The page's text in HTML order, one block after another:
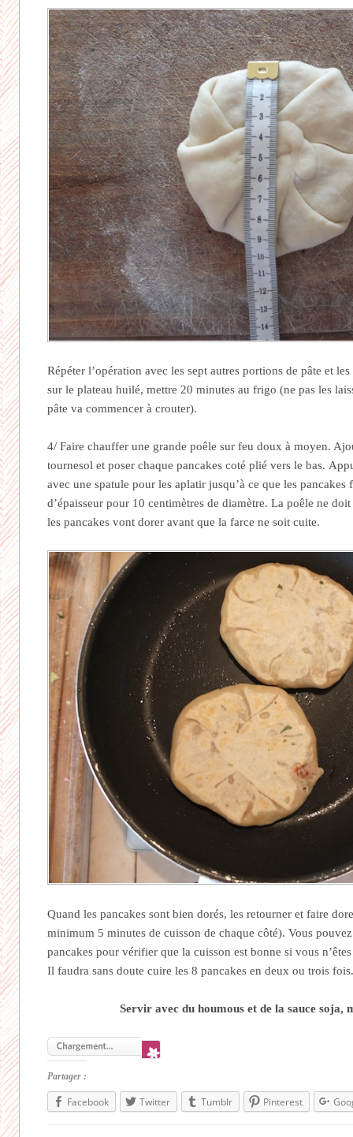
Répéter l’opération avec les sept autres portions de pâte et
sur le plateau huilé, mettre 20 minutes au frigo (ne pas les
pâte va commencer à crouter).
4/ Faire chauffer une grande poêle sur feu doux à moyen.
tournesol et poser chaque pancakes coté plié vers le bas.
avec une spatule pour les aplatir jusqu’à ce que les pancakes
d’épaisseur pour 10 centimètres de diamètre. La poêle ne
les pancakes vont dorer avant que la farce ne soit cuite.
Quand les pancakes sont bien dorés, les retourner et faire
minimum 5 minutes de cuisson de chaque côté). Vous
pancakes pour vérifier que la cuisson est bonne si vous n’êtes
Il faudra sans doute cuire les 8 pancakes en deux ou trois
Servir avec du houmous et de la sauce soja,
Partager :
Facebook Twitter Tumblr Pinterest